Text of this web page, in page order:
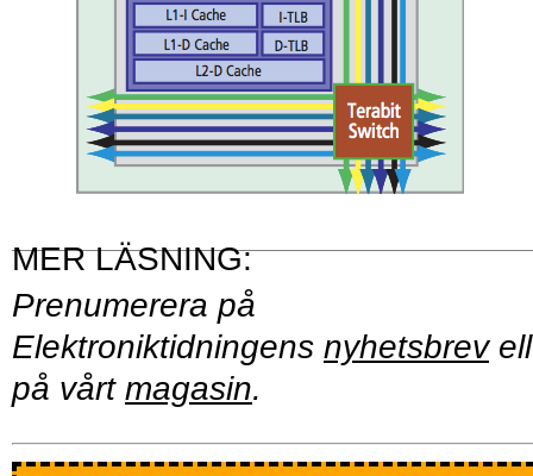
Prenumerera på
Elektroniktidningens nyhetsbrev
på vårt magasin.